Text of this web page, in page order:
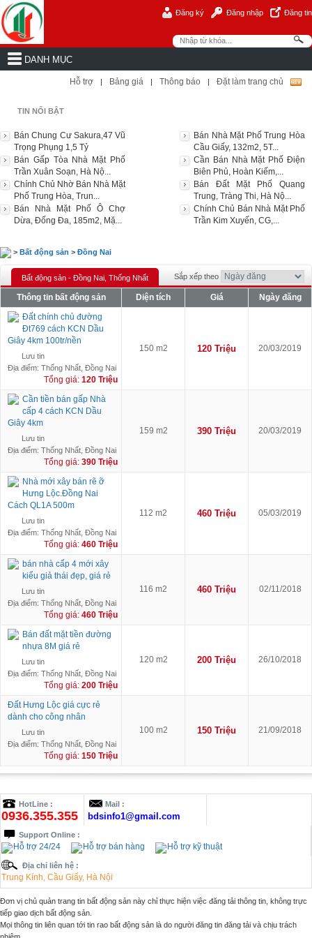
Đăng ký Đăng nhập Đăng tin
DANH MỤC
Hỗ trợ | Bảng giá | Thông báo | Đặt làm trang chủ
TIN NỔI BẬT
Bán Chung Cư Sakura,47 Vũ
Trọng Phụng 1,5 Tỷ
Bán Gấp Tòa Nhà Mặt Phố
Trần Xuân Soạn, Hà Nộ...
Chính Chủ Nhờ Bán Nhà Mặt
Phố Trung Hòa, Trun...
Bán Nhà Mặt Phố Ô Chợ
Dừa, Đống Đa, 185m2, Mặ...
Bán Nhà Mặt Phố Trung Hòa
Cầu Giấy, 132m2, 5T...
Cần Bán Nhà Mặt Phố Điện
Biên Phủ, Hoàn Kiếm,...
Bán Đất Mặt Phố Quang
Trung, Tràng Thi, Hà Nộ...
Chính Chủ Bán Nhà Mặt Phố
Trần Kim Xuyến, CG,...
> Bất động sản > Đồng Nai
Bất động sản - Đồng Nai, Thống Nhất Sắp xếp theo
Thông tin bất động sản Diện tích Giá
Ngày đăng
Đất chính chủ đường
Đt769 cách KCN Dầu
Giây 4km 100tr/nền
Lưu tin
Địa điểm: Thống Nhất, Đồng Nai
Tổng giá: 120 Triệu
150 m2 120 Triệu 20/03/2019
Cần tiền bán gấp Nhà
cấp 4 cách KCN Dầu
Giây 4km
Lưu tin
Địa điểm: Thống Nhất, Đồng Nai
Tổng giá: 390 Triệu
159 m2 390 Triệu 20/03/2019
Nhà mới xây bán rẽ ỡ
Hưng Lộc.Đồng Nai
Cách QL1A 500m
Lưu tin
Địa điểm: Thống Nhất, Đồng Nai
Tổng giá: 460 Triệu
112 m2 460 Triệu 05/03/2019
bán nhà cấp 4 mới xây
kiểu giả thái đẹp, giá rẻ
Lưu tin
Địa điểm: Thống Nhất, Đồng Nai
Tổng giá: 460 Triệu
116 m2 460 Triệu 02/11/2018
Bán đất mặt tiền đường
nhựa 8M giá rẻ
Lưu tin
Địa điểm: Thống Nhất, Đồng Nai
Tổng giá: 200 Triệu
120 m2 200 Triệu 26/10/2018
Đất Hưng Lộc giá cực rẻ
dành cho công nhân
Lưu tin
Địa điểm: Thống Nhất, Đồng Nai
Tổng giá: 150 Triệu
100 m2 150 Triệu 21/09/2018
HotLine :
0936.355.355
Mail :
bdsinfo1@gmail.com
Support Online :
Hỗ trợ 24/24 Hỗ trợ bán hàng Hỗ trợ kỹ thuật
Địa chỉ liên hệ :
Trung Kính, Cầu Giấy, Hà Nội
Đơn vị chủ quản trang tin bất động sản này chỉ thực hiện việc đăng tải thông tin, không trực
tiếp giao dịch bất động sản.
Mọi thông tin liên quan tới tin rao bất động sản là do người đăng tin đăng tải và chịu trách
nhiệm.